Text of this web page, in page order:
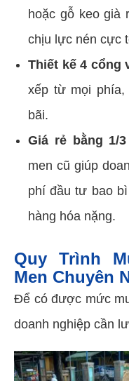
hoặc gỗ keo già
chịu lực nén cực
Thiết kế 4 cổng
xếp từ mọi
bãi.
Giá rẻ bằng 1/
men cũ giúp
phí đầu tư bao
hàng hóa nặng.
Quy Trình
Men Chuyên
Để có được mức
doanh nghiệp cần